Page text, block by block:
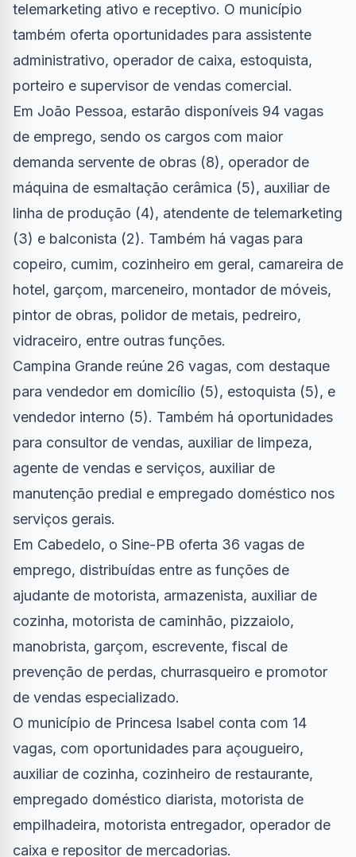
telemarketing ativo e receptivo. O município
também oferta oportunidades para assistente
administrativo, operador de caixa, estoquista,
porteiro e supervisor de vendas comercial.
Em João Pessoa, estarão disponíveis 94 vagas
de emprego, sendo os cargos com maior
demanda servente de obras (8), operador de
máquina de esmaltação cerâmica (5), auxiliar de
linha de produção (4), atendente de telemarketing
(3) e balconista (2). Também há vagas para
copeiro, cumim, cozinheiro em geral, camareira de
hotel, garçom, marceneiro, montador de móveis,
pintor de obras, polidor de metais, pedreiro,
vidraceiro, entre outras funções.
Campina Grande reúne 26 vagas, com destaque
para vendedor em domicílio (5), estoquista (5), e
vendedor interno (5). Também há oportunidades
para consultor de vendas, auxiliar de limpeza,
agente de vendas e serviços, auxiliar de
manutenção predial e empregado doméstico nos
serviços gerais.
Em Cabedelo, o Sine-PB oferta 36 vagas de
emprego, distribuídas entre as funções de
ajudante de motorista, armazenista, auxiliar de
cozinha, motorista de caminhão, pizzaiolo,
manobrista, garçom, escrevente, fiscal de
prevenção de perdas, churrasqueiro e promotor
de vendas especializado.
O município de Princesa Isabel conta com 14
vagas, com oportunidades para açougueiro,
auxiliar de cozinha, cozinheiro de restaurante,
empregado doméstico diarista, motorista de
empilhadeira, motorista entregador, operador de
caixa e repositor de mercadorias.